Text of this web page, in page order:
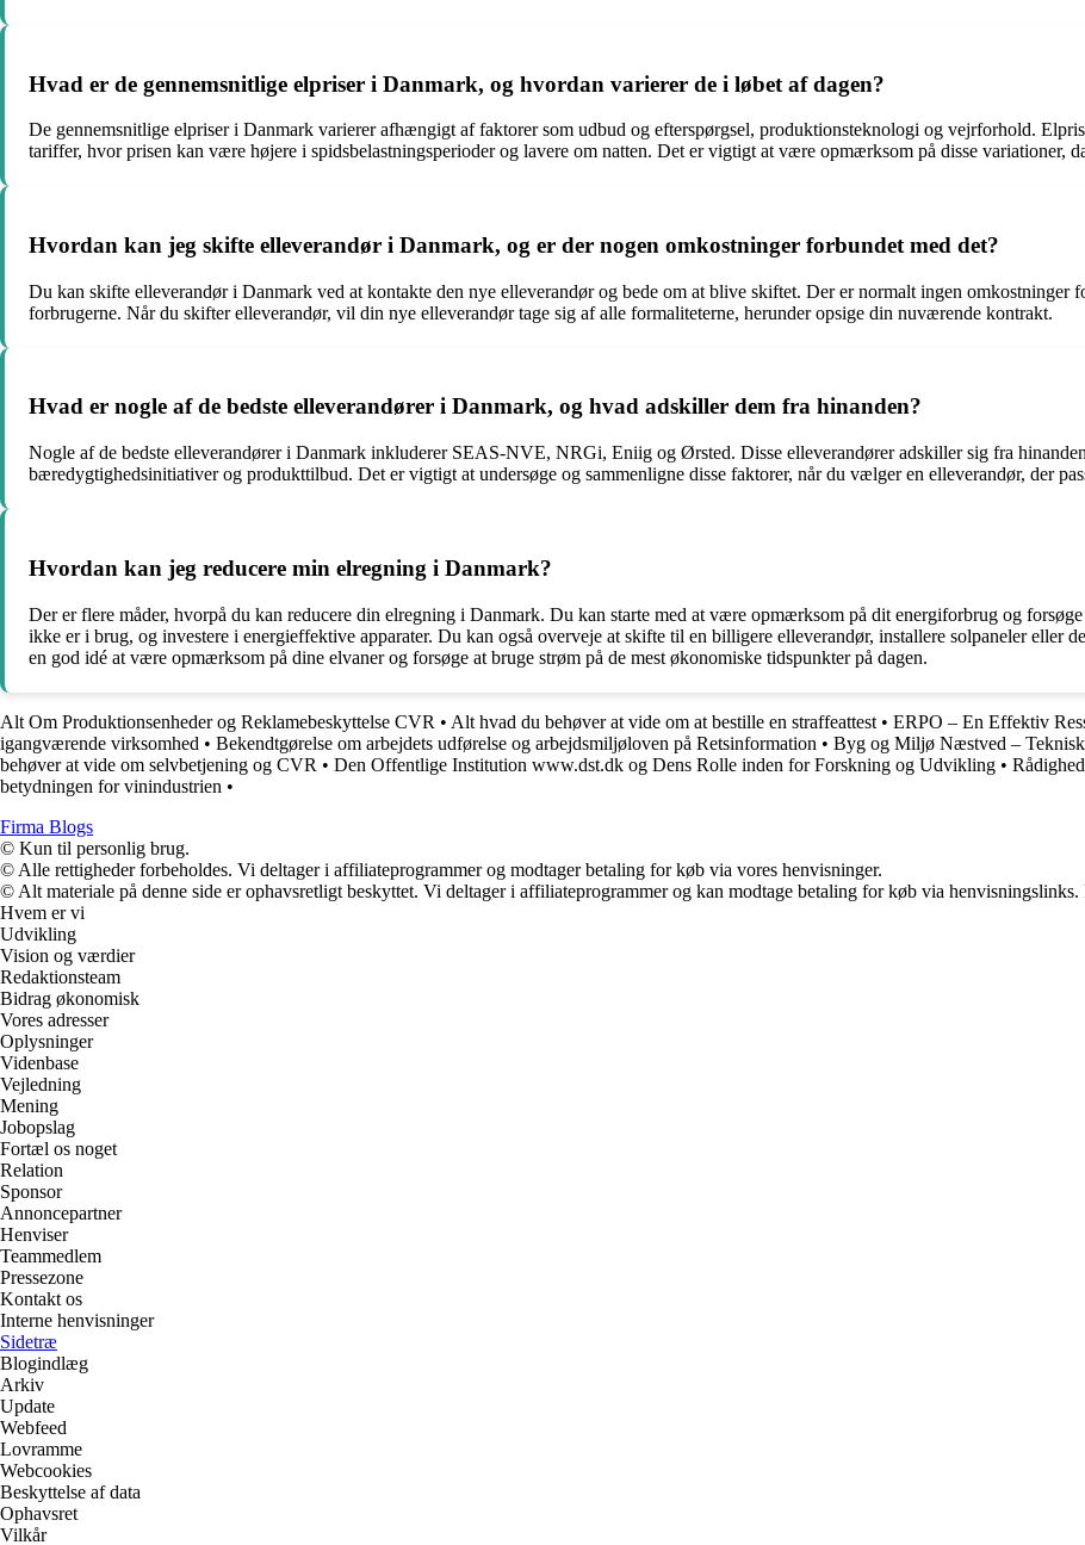
Hvad er de gennemsnitlige elpriser i Danmark, og hvordan varierer de i løbet af dagen?
De gennemsnitlige elpriser i Danmark varierer afhængigt af faktorer som udbud og efterspørgsel, produktionsteknologi og vejrforhold.
tariffer, hvor prisen kan være højere i spidsbelastningsperioder og lavere om natten. Det er vigtigt at være opmærksom på disse variationer,
Hvordan kan jeg skifte elleverandør i Danmark, og er der nogen omkostninger forbundet med det?
Du kan skifte elleverandør i Danmark ved at kontakte den nye elleverandør og bede om at blive skiftet. Der er normalt ingen omkostninger
forbrugerne. Når du skifter elleverandør, vil din nye elleverandør tage sig af alle formaliteterne, herunder opsige din nuværende kontrakt.
Hvad er nogle af de bedste elleverandører i Danmark, og hvad adskiller dem fra hinanden?
Nogle af de bedste elleverandører i Danmark inkluderer SEAS-NVE, NRGi, Eniig og Ørsted. Disse elleverandører adskiller sig fra
bæredygtighedsinitiativer og produkttilbud. Det er vigtigt at undersøge og sammenligne disse faktorer, når du vælger en elleverandør, der
Hvordan kan jeg reducere min elregning i Danmark?
Der er flere måder, hvorpå du kan reducere din elregning i Danmark. Du kan starte med at være opmærksom på dit energiforbrug og
ikke er i brug, og investere i energieffektive apparater. Du kan også overveje at skifte til en billigere elleverandør, installere solpaneler eller
en god idé at være opmærksom på dine elvaner og forsøge at bruge strøm på de mest økonomiske tidspunkter på dagen.
Alt Om Produktionsenheder og Reklamebeskyttelse CVR • Alt hvad du behøver at vide om at bestille en straffeattest • ERPO – En Effektiv
igangværende virksomhed • Bekendtgørelse om arbejdets udførelse og arbejdsmiljøloven på Retsinformation • Byg og Miljø Næstved –
behøver at vide om selvbetjening og CVR • Den Offentlige Institution www.dst.dk og Dens Rolle inden for Forskning og Udvikling •
betydningen for vinindustrien •
Firma Blogs
© Kun til personlig brug.
© Alle rettigheder forbeholdes. Vi deltager i affiliateprogrammer og modtager betaling for køb via vores henvisninger.
© Alt materiale på denne side er ophavsretligt beskyttet. Vi deltager i affiliateprogrammer og kan modtage betaling for køb via
Hvem er vi
Udvikling
Vision og værdier
Redaktionsteam
Bidrag økonomisk
Vores adresser
Oplysninger
Videnbase
Vejledning
Mening
Jobopslag
Fortæl os noget
Relation
Sponsor
Annoncepartner
Henviser
Teammedlem
Pressezone
Kontakt os
Interne henvisninger
Sidetræ
Blogindlæg
Arkiv
Update
Webfeed
Lovramme
Webcookies
Beskyttelse af data
Ophavsret
Vilkår